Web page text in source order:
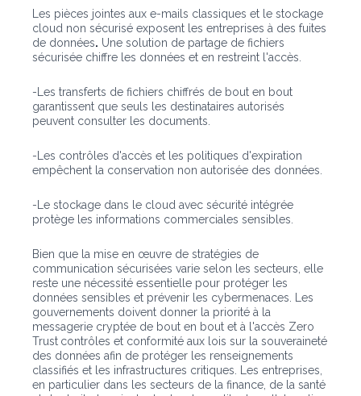
Les pièces jointes aux e-mails classiques et le stockage
cloud non sécurisé exposent les entreprises à des fuites
de données. Une solution de partage de fichiers
sécurisée chiffre les données et en restreint l'accès.
-Les transferts de fichiers chiffrés de bout en bout
garantissent que seuls les destinataires autorisés
peuvent consulter les documents.
-Les contrôles d'accès et les politiques d'expiration
empêchent la conservation non autorisée des données.
-Le stockage dans le cloud avec sécurité intégrée
protège les informations commerciales sensibles.
Bien que la mise en œuvre de stratégies de
communication sécurisées varie selon les secteurs, elle
reste une nécessité essentielle pour protéger les
données sensibles et prévenir les cybermenaces. Les
gouvernements doivent donner la priorité à la
messagerie cryptée de bout en bout et à l'accès Zero
Trust contrôles et conformité aux lois sur la souveraineté
des données afin de protéger les renseignements
classifiés et les infrastructures critiques. Les entreprises,
en particulier dans les secteurs de la finance, de la santé